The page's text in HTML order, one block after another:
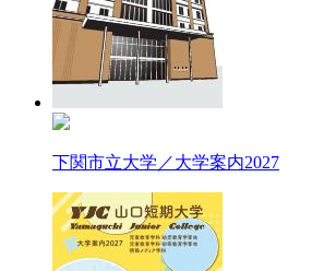
下関市立大学／大学案内2027